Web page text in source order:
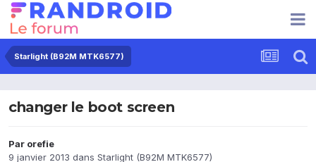
Starlight (B92M MTK6577)
changer le boot screen
Par orefie
9 janvier 2013 dans Starlight (B92M MTK6577)